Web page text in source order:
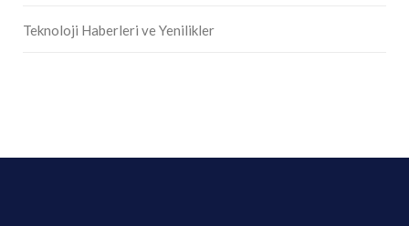
Teknoloji Haberleri ve Yenilikler